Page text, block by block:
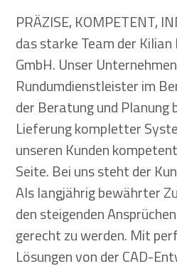
PRÄZISE, KOMPETENT,
das starke Team der
GmbH. Unser
Rundumdienstleister im
der Beratung und Planung
Lieferung kompletter
unseren Kunden
Seite. Bei uns steht der
Als langjährig bewährter
den steigenden
gerecht zu werden. Mit
Lösungen von der CAD-